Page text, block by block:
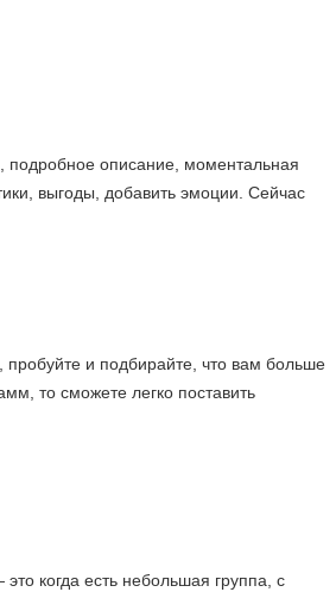
подробное описание, моментальная
выгоды, добавить эмоции. Сейчас
и подбирайте, что вам больше
то сможете легко поставить
когда есть небольшая группа, с